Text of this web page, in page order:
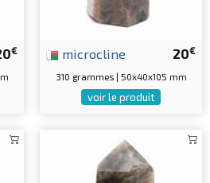
€ 20€
microcline
310 grammes | 50x40x105 mm
voir le produit